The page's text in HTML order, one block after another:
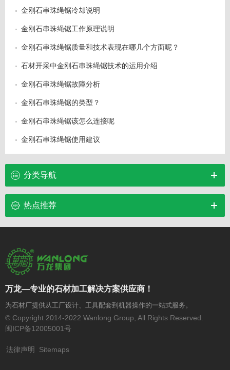
金刚石串珠绳锯冷却说明
金刚石串珠绳锯工作原理说明
金刚石串珠绳锯质量和技术表现在哪几个方面呢？
石材开采中金刚石串珠绳锯技术的运用介绍
金刚石串珠绳锯故障分析
金刚石串珠绳锯的类型？
金刚石串珠绳锯该怎么连接呢
金刚石串珠绳锯使用建议
分类导航
热点推荐
万龙—专业的石材加工解决方案供应商！
为石材厂提供从工厂设计、工具配套到机器操作的一站式服务。
© Copyright 2014-2022 Wanlong Group, All Rights Reserved.
闽ICP备12005001号
法律声明 Sitemaps